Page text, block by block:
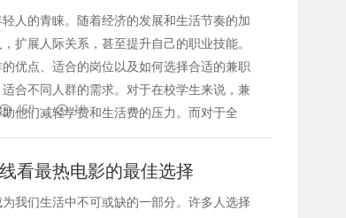
人的青睐。随着经济的发展和生活节奏的加
扩展人际关系，甚至提升自己的职业技能。
优点、适合的岗位以及如何选择合适的兼职
合不同人群的需求。对于在校学生来说，兼
他们减轻学费和生活费的压力。而对于全
450 10
看最热电影的最佳选择
我们生活中不可或缺的一部分。许多人选择